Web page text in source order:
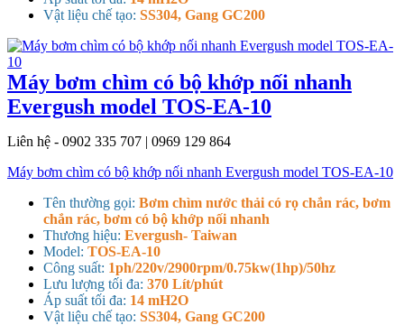
Vật liệu chế tạo: SS304, Gang GC200
Máy bơm chìm có bộ khớp nối nhanh
Evergush model TOS-EA-10
Liên hệ - 0902 335 707 | 0969 129 864
Máy bơm chìm có bộ khớp nối nhanh Evergush model TOS-EA-10
Tên thường gọi: Bơm chìm nước thải có rọ chắn rác, bơm
chắn rác, bơm có bộ khớp nối nhanh
Thương hiệu: Evergush- Taiwan
Model: TOS-EA-10
Công suất: 1ph/220v/2900rpm/0.75kw(1hp)/50hz
Lưu lượng tối đa: 370 Lít/phút
Áp suất tối đa: 14 mH2O
Vật liệu chế tạo: SS304, Gang GC200